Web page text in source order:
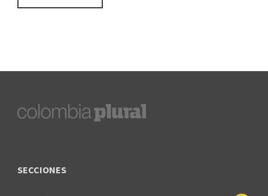
SECCIONES